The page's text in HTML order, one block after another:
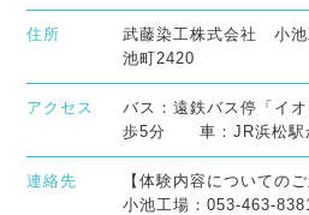
住所
武藤染工株式会社 小池
池町2420
アクセス
バス：遠鉄バス停「イ
歩5分 車：JR浜松駅
連絡先
【体験内容についての
小池工場：053-463-8381